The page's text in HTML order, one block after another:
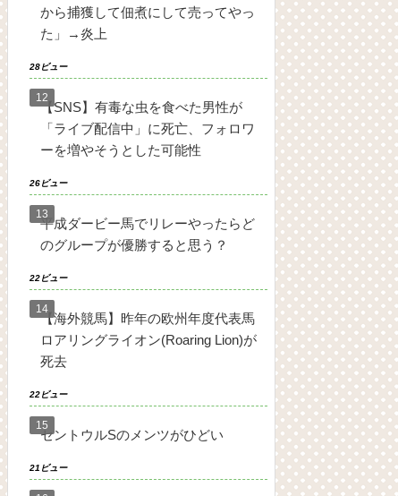
から捕獲して佃煮にして売ってやっ
た」→炎上
28ビュー
【SNS】有毒な虫を食べた男性が
「ライブ配信中」に死亡、フォロワ
ーを増やそうとした可能性
26ビュー
平成ダービー馬でリレーやったらど
のグループが優勝すると思う？
22ビュー
【海外競馬】昨年の欧州年度代表馬
ロアリングライオン(Roaring Lion)が
死去
22ビュー
セントウルSのメンツがひどい
21ビュー